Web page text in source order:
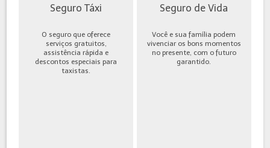
Seguro Táxi
O seguro que oferece
serviços gratuitos,
assistência rápida e
descontos especiais para
taxistas.
Seguro de Vida
Você e sua família podem
vivenciar os bons momentos
no presente, com o futuro
garantido.